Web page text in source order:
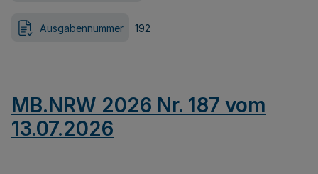
Ausgabennummer 192
MB.NRW 2026 Nr. 187 vom
13.07.2026